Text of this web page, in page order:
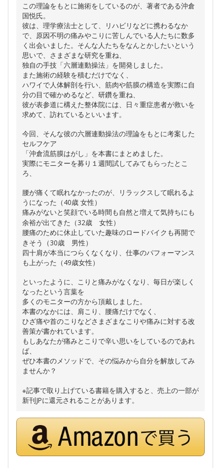
この理論をもとに施術をしているのが、著者である沖倉
国悦氏。
彼は、理学療法士として、リハビリなどに携わるなか
で、原因不明の痛みやこりに苦しんでいる人たちに数多
く出会いました。そんな人たちをなんとかしたいという
思いで、さまざまな研究を重ね、
独自の手技「六層連動操法」を開発しました。
また施術の経験を積むだけでなく、
ハワイで人体解剖を行い、筋肉や筋膜の構造を実際に自
分の目で確かめるなど、研鑽を重ね、
彼が表参道に構えた整体院には、日々重症患者が救いを
求めて、訪れているといいます。
今回、そんな彼の六層連動操法の理論をもとに考案した
セルフケア
「沖倉流筋膜はがし」を本書にまとめました。
実際にモニターを募り１週間試してみてもらったとこ
ろ、
腰が痛くて眠れなかったのが、リラックスして眠れるよ
うになった（40歳 女性）
痛みがないと笑顔でいる時間も自然と増えて気持ちにも
余裕が出てきた（32歳 女性）
腰痛のために休止していた趣味のロードバイクも再開で
きそう（30歳 男性）
四十肩が本当につらくなくなり、仕事のパフォーマンス
も上がった（49歳女性）
といったように、こりと痛みがなくなり、毎日が楽しく
なったという言葉を
多くのモニターの方から頂戴しました。
本書のなかには、肩こり、腰痛だけでなく、
ひざ痛や首のこりなどさまざまなこりや痛みに対する改
善策が書かれています。
もしあなたが痛みとこりで辛い思いをしているのであれ
ば、
ぜひ本書のメソッドで、その悩みから自分を解放してみ
ませんか？
※記事で取り上げている書籍を購入すると、売上の一部が
新刊JPに還元されることがあります。